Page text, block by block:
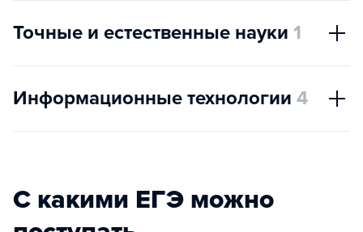
Точные и естественные науки 1
Информационные технологии 4
С какими ЕГЭ можно